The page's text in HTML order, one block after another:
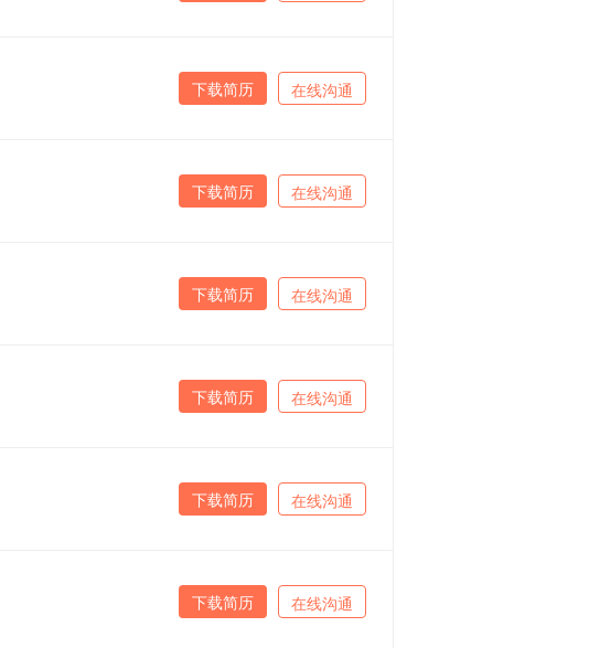
在线沟通
下载简历
在线沟通
下载简历
在线沟通
下载简历
在线沟通
下载简历
在线沟通
下载简历
在线沟通
下载简历